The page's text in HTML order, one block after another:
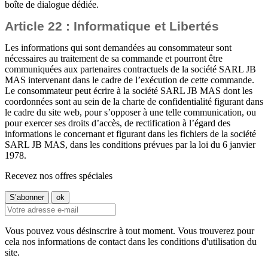
boîte de dialogue dédiée.
Article 22 : Informatique et Libertés
Les informations qui sont demandées au consommateur sont
nécessaires au traitement de sa commande et pourront être
communiquées aux partenaires contractuels de la société SARL JB
MAS intervenant dans le cadre de l’exécution de cette commande.
Le consommateur peut écrire à la société SARL JB MAS dont les
coordonnées sont au sein de la charte de confidentialité figurant dans
le cadre du site web, pour s’opposer à une telle communication, ou
pour exercer ses droits d’accès, de rectification à l’égard des
informations le concernant et figurant dans les fichiers de la société
SARL JB MAS, dans les conditions prévues par la loi du 6 janvier
1978.
Recevez nos offres spéciales
Vous pouvez vous désinscrire à tout moment. Vous trouverez pour
cela nos informations de contact dans les conditions d'utilisation du
site.